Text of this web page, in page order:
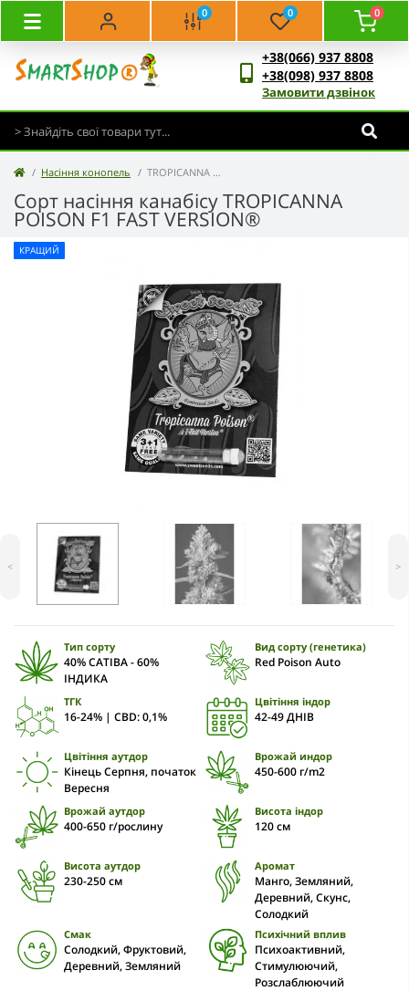
0 0 0
+38(066) 937 8808
+38(098) 937 8808
Замовити дзвінок
Насіння конопель TROPICANNA POISON F1 FAST VERSION®
Сорт насіння канабісу TROPICANNA
POISON F1 FAST VERSION®
КРАЩИЙ
< >
Тип сорту
40% САТІВА - 60%
ІНДИКА
Вид сорту (генетика)
Red Poison Auto
ТГК
16-24% | CBD: 0,1%
Цвітіння індор
42-49 ДНІВ
Цвітіння аутдор
Кінець Серпня, початок
Вересня
Врожай индор
450-600 г/m2
Врожай аутдор
400-650 г/рослину
Висота індор
120 cм
Висота аутдор
230-250 см
Аромат
Манго, Земляний,
Деревний, Скунс,
Солодкий
Смак
Солодкий, Фруктовий,
Деревний, Земляний
Психічний вплив
Психоактивний,
Стимулюючий,
Розслаблюючий